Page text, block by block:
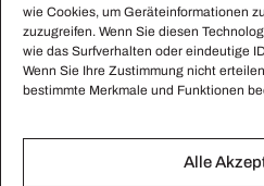
wie Cookies, um Geräteinformationen
zuzugreifen. Wenn Sie diesen
wie das Surfverhalten oder eindeutige
Wenn Sie Ihre Zustimmung nicht
bestimmte Merkmale und Funktionen
Alle
Maria
Hier finden Sie alle
Furtwängler.